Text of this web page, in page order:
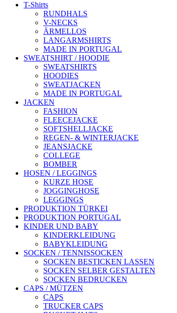
T-Shirts
RUNDHALS
V-NECKS
ÄRMELLOS
LANGARMSHIRTS
MADE IN PORTUGAL
SWEATSHIRT / HOODIE
SWEATSHIRTS
HOODIES
SWEATJACKEN
MADE IN PORTUGAL
JACKEN
FASHION
FLEECEJACKE
SOFTSHELLJACKE
REGEN- & WINTERJACKE
JEANSJACKE
COLLEGE
BOMBER
HOSEN / LEGGINGS
KURZE HOSE
JOGGINGHOSE
LEGGINGS
PRODUKTION TÜRKEI
PRODUKTION PORTUGAL
KINDER UND BABY
KINDERKLEIDUNG
BABYKLEIDUNG
SOCKEN / TENNISSOCKEN
SOCKEN BESTICKEN LASSEN
SOCKEN SELBER GESTALTEN
SOCKEN BEDRUCKEN
CAPS / MÜTZEN
CAPS
TRUCKER CAPS